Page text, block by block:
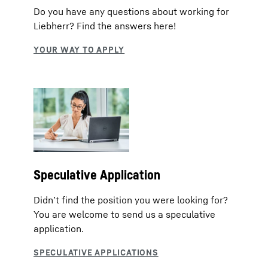
Do you have any questions about working for
Liebherr? Find the answers here!
Speculative Application
Didn’t find the position you were looking for?
You are welcome to send us a speculative
application.